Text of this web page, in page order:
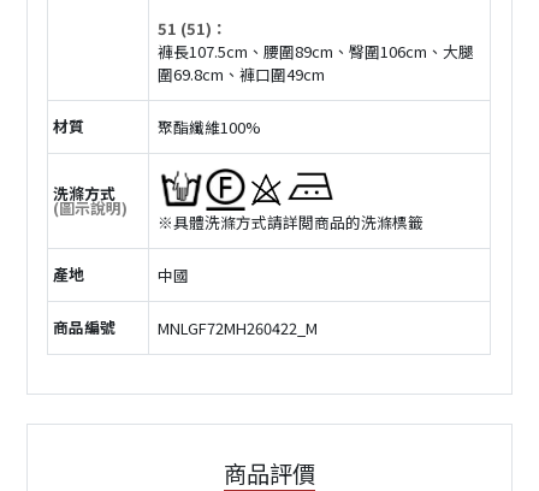
51 (51)：
褲長107.5cm、腰圍89cm、臀圍106cm、大腿
圍69.8cm、褲口圍49cm
材質 聚酯纖維100%
洗滌方式
(圖示說明)
※具體洗滌方式請詳閲商品的洗滌標籤
產地 中國
商品編號 MNLGF72MH260422_M
商品評價